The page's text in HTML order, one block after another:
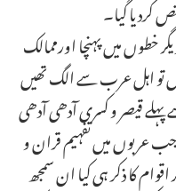
کردیا گیا۔
خطوں میں پہنچا اورممالک
تو اہل عرب سے الگ تھیں
قیصر و کسری آدھی آدھی
عربوں میں تفہیم قران و
کا ذکر ہی کیا ان سمجھ